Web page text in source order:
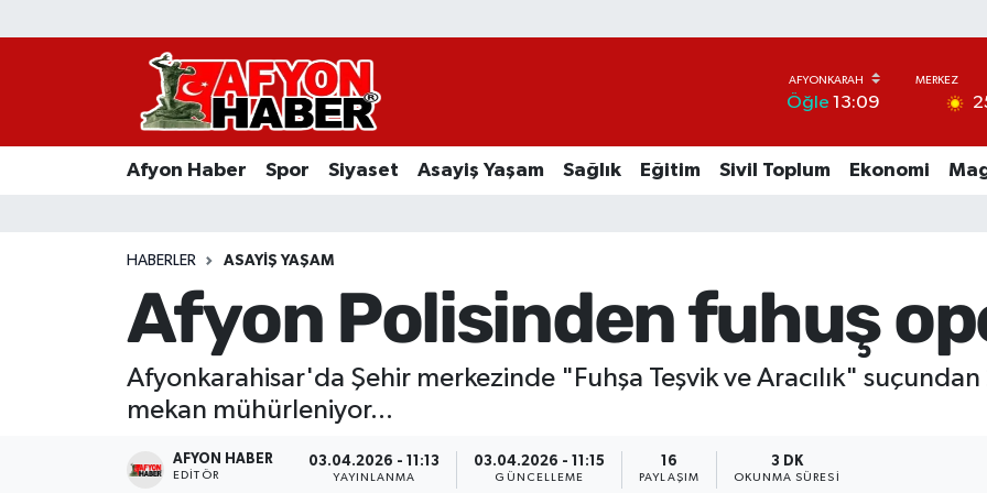
Öğle 13:09
Afyon Haber Spor Siyaset Asayiş Yaşam Sağlık Eğitim Sivil Toplum Ekonomi
HABERLER ASAYIŞ YAŞAM
Afyon Polisinden fuhuş
Afyonkarahisar'da Şehir merkezinde "Fuhşa Teşvik ve Aracılık" suçundan
mekan mühürleniyor...
AFYON HABER
EDITÖR
03.04.2026 - 11:13
YAYINLANMA
03.04.2026 - 11:15
GÜNCELLEME
16
PAYLAŞIM
3 DK
OKUNMA SÜRESI
Afyon Haber
Asayiş Yaşam
Sivil Toplum
Ekonomi